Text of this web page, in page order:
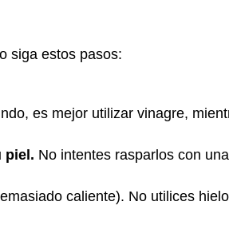
siga estos pasos:
es mejor utilizar vinagre,
piel. No intentes rasparlos con una
caliente). No utilices